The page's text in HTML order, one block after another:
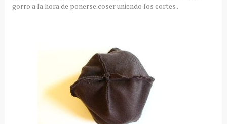
gorro a la hora de ponerse.coser uniendo los cortes .